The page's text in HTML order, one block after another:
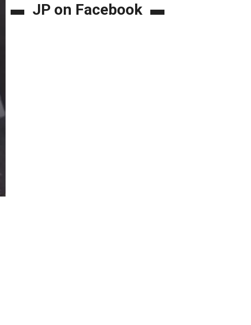
JP on Facebook